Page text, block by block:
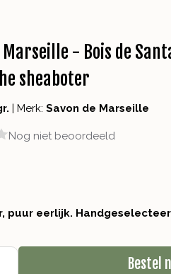
Marseille - Bois de
sheaboter
Merk:Savon de Marseille
Nog niet beoordeeld
puur eerlijk.
Bestel